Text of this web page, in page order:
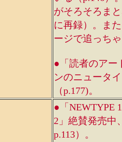
がそろそろま
に再録）。ま
ージで追っち
●「読者のアー
ンのニュータ
（p.177)。
●「NEWTYPE
2」絶賛発売中
p.113）。